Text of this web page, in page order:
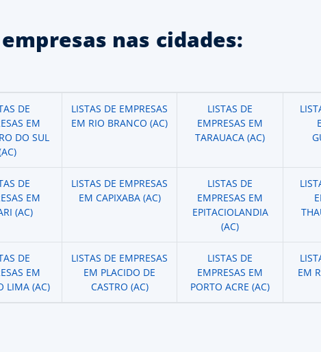
nas cidades:
DE
EM
DO SUL
LISTAS DE EMPRESAS
EM RIO BRANCO (AC)
LISTAS DE
EMPRESAS EM
TARAUACA (AC)
DE
EM
(AC)
LISTAS DE EMPRESAS
EM CAPIXABA (AC)
LISTAS DE
EMPRESAS EM
EPITACIOLANDIA
(AC)
DE
EM
LIMA (AC)
LISTAS DE EMPRESAS
EM PLACIDO DE
CASTRO (AC)
LISTAS DE
EMPRESAS EM
PORTO ACRE (AC)
EM